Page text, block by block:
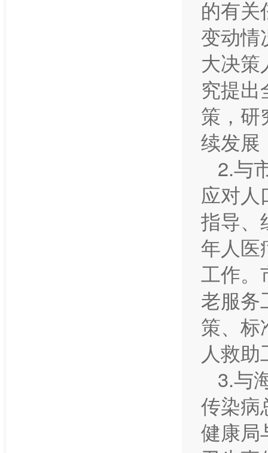
的有关
变动情
大决策
究提出
策，研
续发展
2.与
应对人
指导、
年人医
工作。
老服务
策、标
人救
3.与
传染病
健康局